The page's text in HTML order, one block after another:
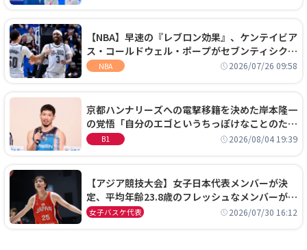
【NBA】早速の『レブロン効果』、ケンテイビア
ス・コールドウェル・ポープがセブンティシクサ
ーズに1年契約で加入
NBA 2026/07/26 09:58
京都ハンナリーズへの電撃移籍を決めた岸本隆一
の覚悟「自分のエゴというちっぽけなことのため
に、京都に来たわけではない」
B1 2026/08/04 19:39
【アジア競技大会】女子日本代表メンバーが決
定、平均年齢23.8歳のフレッシュなメンバーが日
本開催の大舞台で頂点を狙う
女子バスケ代表 2026/07/30 16:12